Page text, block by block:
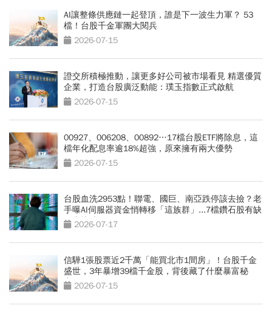
AI讓整條供應鏈一起登頂，誰是下一波生力軍？ 53
檔！台股千金軍團大閱兵
2026-07-15
證交所積極推動，讓更多好公司被市場看見 精選優質
企業，打造台股廣泛動能：璞玉指數正式啟航
2026-07-15
00927、006208、00892…17檔台股ETF將除息，這
檔年化配息率逾18%超強，原來擁有兩大優勢
2026-07-15
台股血洗2953點！聯電、國巨、南亞跌停該去撿？老
手曝AI伺服器資金悄轉移「這族群」...7檔鑽石股有缺
口直接噴
2026-07-17
信驊1張股票近2千萬「能買北市1間房」！台股千金
盛世，3年暴增39檔千金股，背後藏了什麼暴富秘
密？2026-07-15